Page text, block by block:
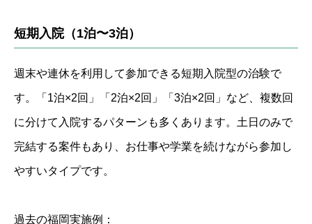
短期入院（1泊〜3泊）
週末や連休を利用して参加できる短期入院型の治験で
す。「1泊×2回」「2泊×2回」「3泊×2回」など、複数回
に分けて入院するパターンも多くあります。土日のみで
完結する案件もあり、お仕事や学業を続けながら参加し
やすいタイプです。
過去の福岡実施例：